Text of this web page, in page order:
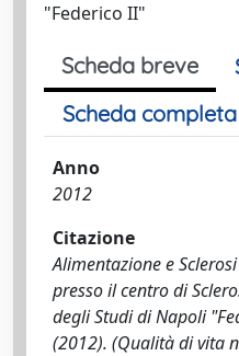
"Federico II"
Scheda breve
Scheda
Anno
2012
Citazione
Alimentazione e
presso il centro di
degli Studi di Napoli
(2012). (Qualità di vita